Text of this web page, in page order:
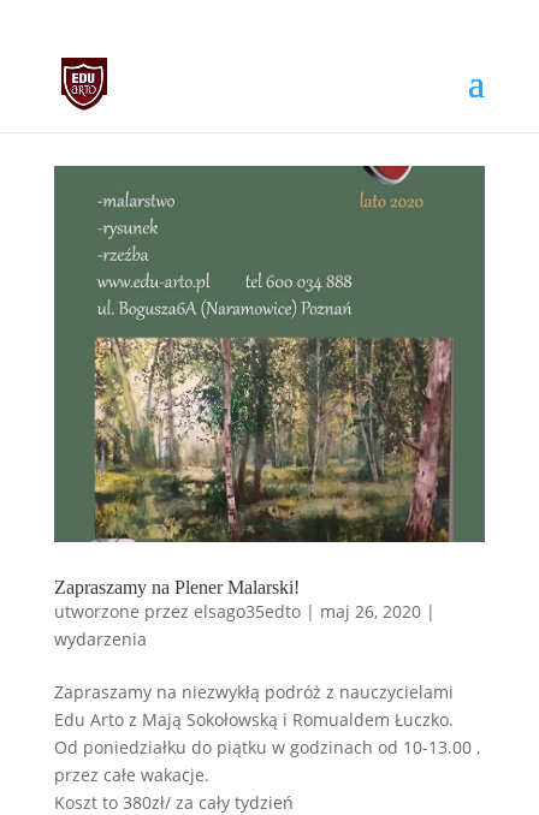
Zapraszamy na Plener Malarski!
utworzone przez elsago35edto| maj 26, 2020|
wydarzenia
Zapraszamy na niezwykłą podróż z nauczycielami
Edu Arto z Mają Sokołowską i Romualdem Łuczko.
Od poniedziałku do piątku w godzinach od 10-13.00 ,
przez całe wakacje.
Koszt to 380zł/ za cały tydzień